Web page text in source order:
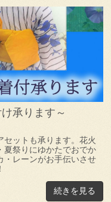
承ります～
セットも承ります。花火
夏祭りにゆかたでおでか
・レーンがお手伝いさせ
続きを見る